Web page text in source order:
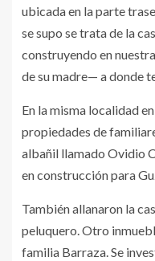
ubicada en la parte
se supo se trata de la
construyendo en
de su madre— a donde
En la misma localidad
propiedades de
albañil llamado Ovidio
en construcción para
También allanaron la
peluquero. Otro
familia Barraza. Se